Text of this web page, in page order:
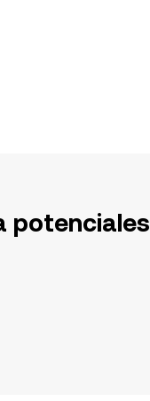
potenciales